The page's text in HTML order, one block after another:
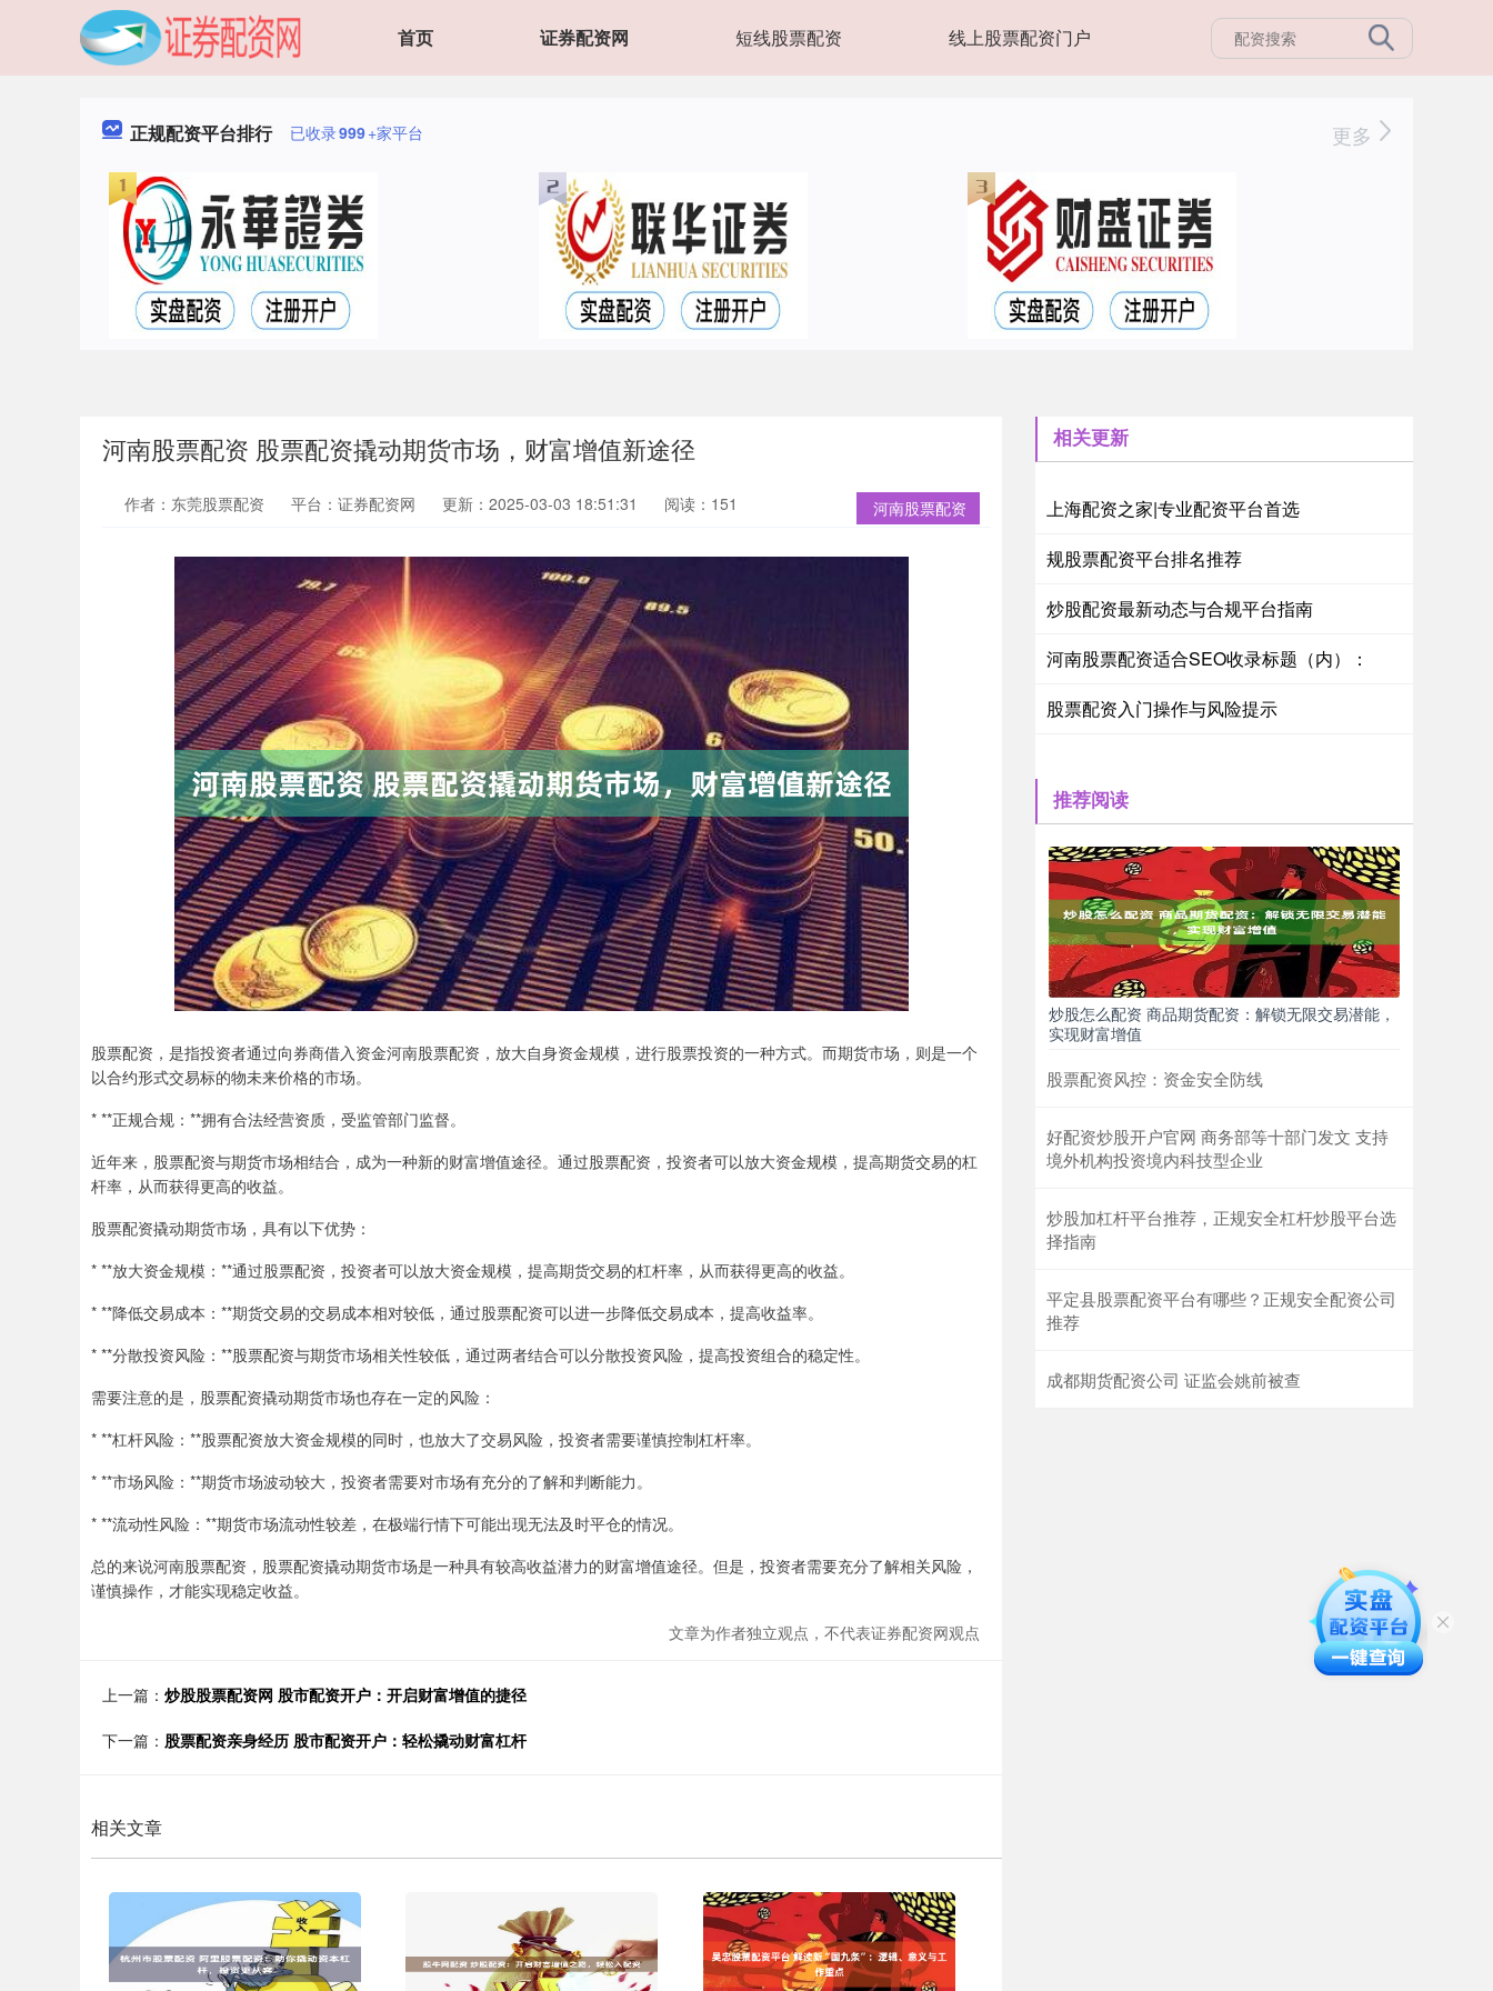
首页 证券配资网 短线股票配资 线上股票配资门户
正规配资平台排行 已收录999+家平台 更多
河南股票配资 股票配资撬动期货市场，财富增值新途径
河南股票配资
作者：东莞股票配资 平台：证券配资网 更新：2025-03-03 18:51:31 阅读：151
股票配资，是指投资者通过向券商借入资金河南股票配资，放大自身资金规模，进行股票投资的一种方式。而期货市场，则是一个
以合约形式交易标的物未来价格的市场。
* **正规合规：**拥有合法经营资质，受监管部门监督。
近年来，股票配资与期货市场相结合，成为一种新的财富增值途径。通过股票配资，投资者可以放大资金规模，提高期货交易的杠
杆率，从而获得更高的收益。
股票配资撬动期货市场，具有以下优势：
* **放大资金规模：**通过股票配资，投资者可以放大资金规模，提高期货交易的杠杆率，从而获得更高的收益。
* **降低交易成本：**期货交易的交易成本相对较低，通过股票配资可以进一步降低交易成本，提高收益率。
* **分散投资风险：**股票配资与期货市场相关性较低，通过两者结合可以分散投资风险，提高投资组合的稳定性。
需要注意的是，股票配资撬动期货市场也存在一定的风险：
* **杠杆风险：**股票配资放大资金规模的同时，也放大了交易风险，投资者需要谨慎控制杠杆率。
* **市场风险：**期货市场波动较大，投资者需要对市场有充分的了解和判断能力。
* **流动性风险：**期货市场流动性较差，在极端行情下可能出现无法及时平仓的情况。
总的来说河南股票配资，股票配资撬动期货市场是一种具有较高收益潜力的财富增值途径。但是，投资者需要充分了解相关风险，
谨慎操作，才能实现稳定收益。
文章为作者独立观点，不代表证券配资网观点
上一篇： 炒股股票配资网 股市配资开户：开启财富增值的捷径
下一篇： 股票配资亲身经历 股市配资开户：轻松撬动财富杠杆
相关文章
相关更新
上海配资之家|专业配资平台首选
规股票配资平台排名推荐
炒股配资最新动态与合规平台指南
河南股票配资适合SEO收录标题（内）：
股票配资入门操作与风险提示
推荐阅读
炒股怎么配资 商品期货配资：解锁无限交易潜能，
实现财富增值
股票配资风控：资金安全防线
好配资炒股开户官网 商务部等十部门发文 支持
境外机构投资境内科技型企业
炒股加杠杆平台推荐，正规安全杠杆炒股平台选
择指南
平定县股票配资平台有哪些？正规安全配资公司
推荐
成都期货配资公司 证监会姚前被查